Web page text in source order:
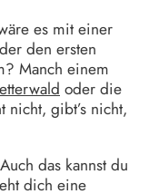
es mit einer
den ersten
Manch einem
oder die
nicht, gibt’s nicht,
das kannst du
dich eine